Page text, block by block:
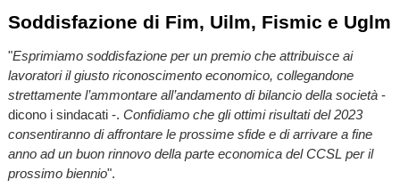
Soddisfazione di Fim, Uilm, Fismic e Uglm
"Esprimiamo soddisfazione per un premio che attribuisce ai
lavoratori il giusto riconoscimento economico, collegandone
strettamente l’ammontare all’andamento di bilancio della società-
dicono i sindacati -. Confidiamo che gli ottimi risultati del 2023
consentiranno di affrontare le prossime sfide e di arrivare a fine
anno ad un buon rinnovo della parte economica del CCSL per il
prossimo biennio".